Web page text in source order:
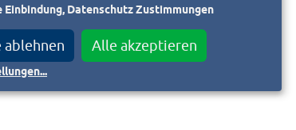
Einbindung, Datenschutz Zustimmungen
ablehnen Alle akzeptieren
...